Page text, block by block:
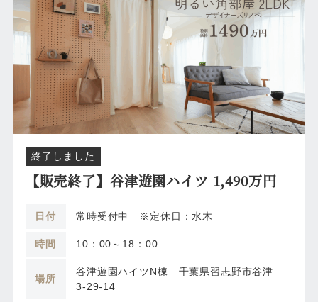
終了しました
【販売終了】谷津遊園ハイツ 1,490万円
日付 常時受付中 ※定休日：水木
時間 10：00～18：00
場所
谷津遊園ハイツN棟 千葉県習志野市谷津
3-29-14